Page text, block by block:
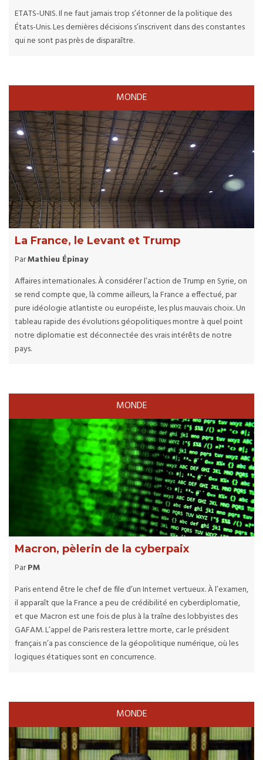
ETATS-UNIS. Il ne faut jamais trop s’étonner de la politique des
États-Unis. Les dernières décisions s’inscrivent dans des constantes
qui ne sont pas près de disparaître.
MONDE
La France, le Levant et Trump
ParMathieu Épinay
Affaires internationales. À considérer l’action de Trump en Syrie, on
se rend compte que, là comme ailleurs, la France a effectué, par
pure idéologie atlantiste ou européiste, les plus mauvais choix. Un
tableau rapide des évolutions géopolitiques montre à quel point
notre diplomatie est déconnectée des vrais intérêts de notre
pays.
MONDE
Macron, pèlerin de la cyberpaix
ParPM
Paris entend être le chef de file d’un Internet vertueux. À l’examen,
il apparaît que la France a peu de crédibilité en cyberdiplomatie,
et que Macron est une fois de plus à la traîne des lobbyistes des
GAFAM. L’appel de Paris restera lettre morte, car le président
français n’a pas conscience de la géopolitique numérique, où les
logiques étatiques sont en concurrence.
MONDE